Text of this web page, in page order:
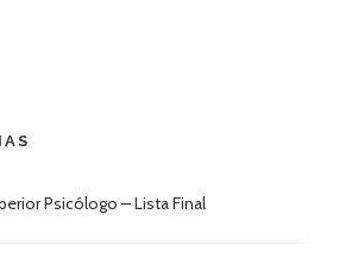
Psicólogo – Lista Final